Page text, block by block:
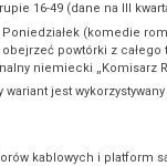
16-49 (dane na III
(komedie
powtórki z
niemiecki „Komisarz
jest
kablowych i platform